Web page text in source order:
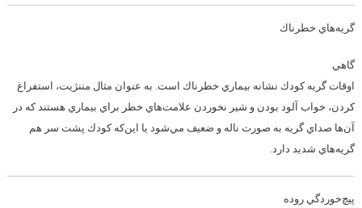
گريه‌هاي خطرناك
گاهي
اوقات گريه كودك نشانه بيماري خطرناك است. به عنوان مثال مننژيت، استفراغ
كردن، خواب آلود بودن و شير نخوردن علامت‌هاي خطر براي بيماري هستند كه در
آن‌ها صداي گريه به صورت ناله و ضعيف مي‌شود يا اين‌كه كودك پشت سر هم
گريه‌هاي شديد دارد.
پيچ‌خوردگي روده